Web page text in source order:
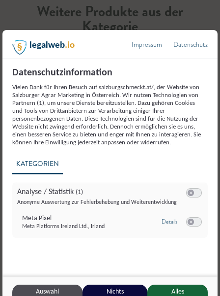
Weitere Produkte aus der
Kategorie
Milch und Milcherzeugnisse
legalweb.io Impressum Datenschutz
Datenschutzinformation
Vielen Dank für Ihren Besuch auf salzburgschmeckt.at/, der Website von
Salzburger Agrar Marketing in Österreich. Wir nutzen Technologien von
Partnern (1), um unsere Dienste bereitzustellen. Dazu gehören Cookies
und Tools von Drittanbietern zur Verarbeitung einiger Ihrer
personenbezogenen Daten. Diese Technologien sind für die Nutzung der
Website nicht zwingend erforderlich. Dennoch ermöglichen sie es uns,
einen besseren Service zu bieten und enger mit Ihnen zu interagieren. Sie
können Ihre Einwilligung jederzeit anpassen oder widerrufen.
KATEGORIEN
Analyse / Statistik (1)
Anonyme Auswertung zur Fehlerbehebung und Weiterentwicklung
Meta Pixel
Meta Platforms Ireland Ltd., Irland
Detailszu Meta Pixel
Auswahl
Nichts
Alles